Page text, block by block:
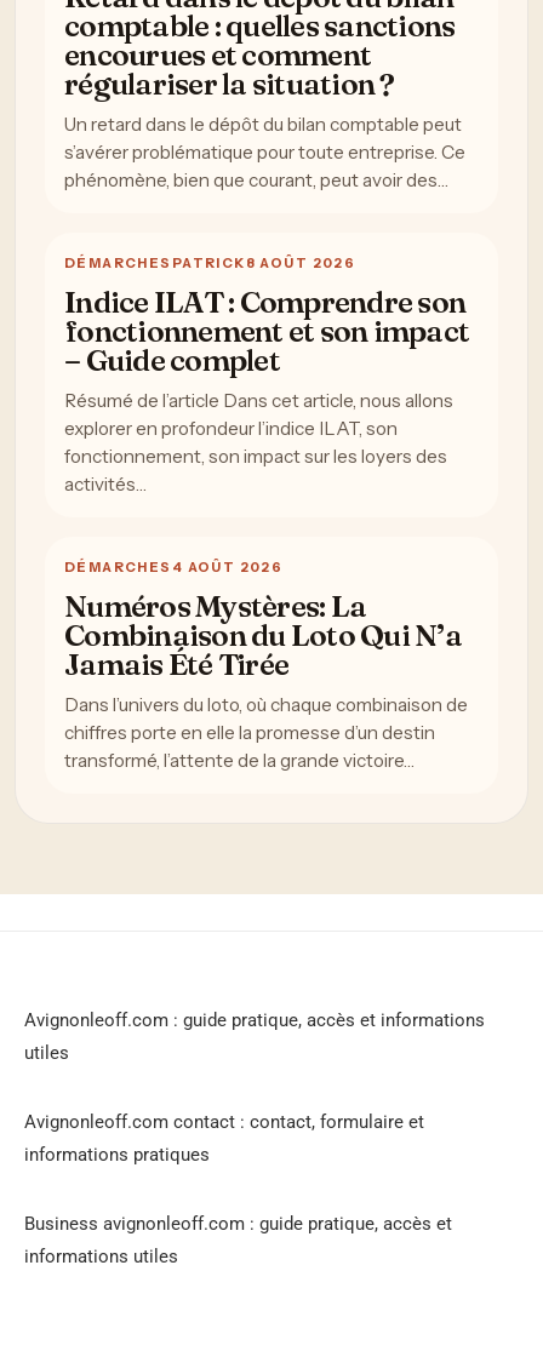
comptable : quelles sanctions
encourues et comment
régulariser la situation ?
Un retard dans le dépôt du bilan comptable peut
s’avérer problématique pour toute entreprise. Ce
phénomène, bien que courant, peut avoir des…
DÉMARCHES PATRICK 8 AOÛT 2026
Indice ILAT : Comprendre son
fonctionnement et son impact
– Guide complet
Résumé de l’article Dans cet article, nous allons
explorer en profondeur l’indice ILAT, son
fonctionnement, son impact sur les loyers des
activités…
DÉMARCHES 4 AOÛT 2026
Numéros Mystères: La
Combinaison du Loto Qui N’a
Jamais Été Tirée
Dans l’univers du loto, où chaque combinaison de
chiffres porte en elle la promesse d’un destin
transformé, l’attente de la grande victoire…
Avignonleoff.com : guide pratique, accès et informations
utiles
Avignonleoff.com contact : contact, formulaire et
informations pratiques
Business avignonleoff.com : guide pratique, accès et
informations utiles